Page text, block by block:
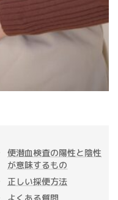
便潜血検査の陽性と陰性
が意味するもの
正しい採便方法